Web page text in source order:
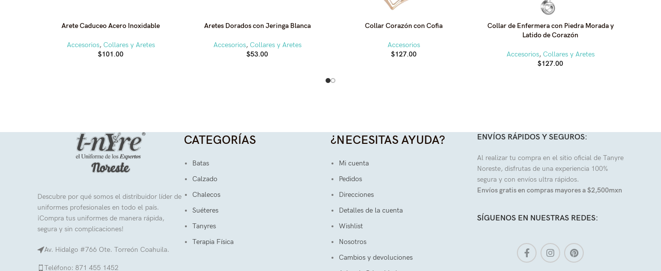
Arete Caduceo Acero Inoxidable
Accesorios, Collares y Aretes
$101.00
Aretes Dorados con Jeringa Blanca
Accesorios, Collares y Aretes
$53.00
Collar Corazón con Cofia
Accesorios
$127.00
Collar de Enfermera con Piedra Morada y
Latido de Corazón
Accesorios, Collares y Aretes
$127.00
Descubre por qué somos el distribuidor líder de
uniformes profesionales en todo el país.
¡Compra tus uniformes de manera rápida,
segura y sin complicaciones!
Av. Hidalgo #766 Ote. Torreón Coahuila.
Teléfono: 871 455 1452
CATEGORÍAS
Batas
Calzado
Chalecos
Suéteres
Tanyres
Terapia Física
¿NECESITAS AYUDA?
Mi cuenta
Pedidos
Direcciones
Detalles de la cuenta
Wishlist
Nosotros
Cambios y devoluciones
ENVÍOS RÁPIDOS Y SEGUROS:
Al realizar tu compra en el sitio oficial de Tanyre
Noreste, disfrutas de una experiencia 100%
segura y con envíos ultra rápidos.
Envíos gratis en compras mayores a $2,500mxn
SÍGUENOS EN NUESTRAS REDES: